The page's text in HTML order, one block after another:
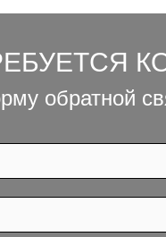
обратной